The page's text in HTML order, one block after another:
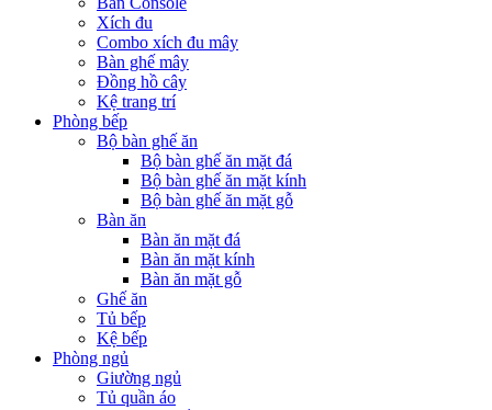
Xích đu
Combo xích đu mây
Bàn ghế mây
Đồng hồ cây
Kệ trang trí
Phòng bếp
Bộ bàn ghế ăn
Bộ bàn ghế ăn mặt đá
Bộ bàn ghế ăn mặt kính
Bộ bàn ghế ăn mặt gỗ
Bàn ăn
Bàn ăn mặt đá
Bàn ăn mặt kính
Bàn ăn mặt gỗ
Ghế ăn
Tủ bếp
Kệ bếp
Phòng ngủ
Giường ngủ
Tủ quần áo